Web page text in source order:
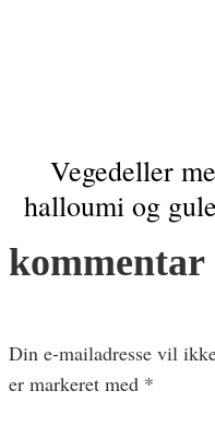
Vegedeller
halloumi og
kommentar
Din e-mailadresse vil
er markeret med *